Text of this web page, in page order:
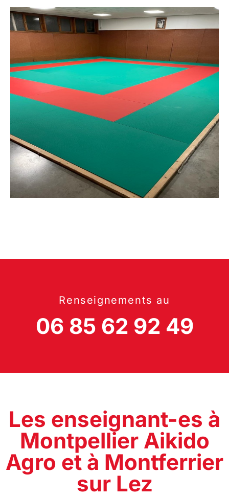
Renseignements au
06 85 62 92 49
Les enseignant-es à
Montpellier Aikido
Agro et à Montferrier
sur Lez